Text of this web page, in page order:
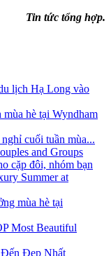
Tin tức tổng hợp.
lịch Hạ Long vào
hè tại Wyndham
cuối tuần mùa...
and Groups
cặp đôi, nhóm bạn
Summer at
mùa hè tại
Most Beautiful
Đẹp Nhất